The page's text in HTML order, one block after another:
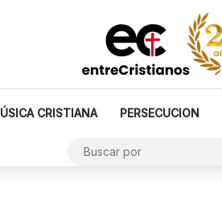
CRISTIANA PERSECUCION